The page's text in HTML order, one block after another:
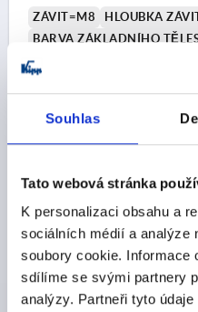
Souhlas
Tato webová stránka
K personalizaci obsahu a
sociálních médií a analýze
soubory cookie. Informace
sdílíme se svými partnery
analýzy. Partneři tyto
ZÁVIT=M8
HLOUBKA
BARVA ZÁKLADNÍHO
POVRCH ZÁKLADNÍHO
DÉLKA DRŽADLA=65
POČET ZUBŮ =20
Objednací číslo: K0738.208181
CZK226.72
bez DPH
K0738